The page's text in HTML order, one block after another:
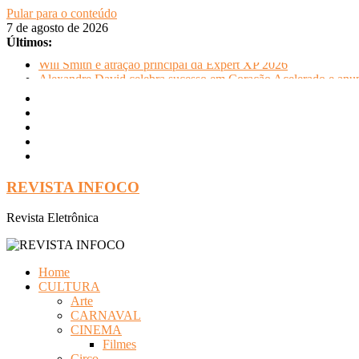
Pular para o conteúdo
7 de agosto de 2026
Últimos:
Will Smith é atração principal da Expert XP 2026
REVISTA INFOCO
Revista Eletrônica
Home
CULTURA
Arte
CARNAVAL
CINEMA
Filmes